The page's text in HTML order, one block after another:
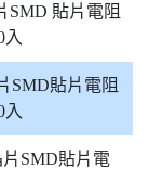
SMD 貼片電阻
入
SMD貼片電阻
入
片SMD貼片電